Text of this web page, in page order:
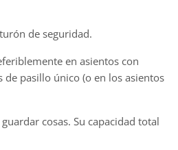
para
con niños.
flexibles y pueden adaptarse a
Los peques de hoy tienen el
donde el vuelo es
insistas demasiado en estar
algo —incluso un cambio de ropa